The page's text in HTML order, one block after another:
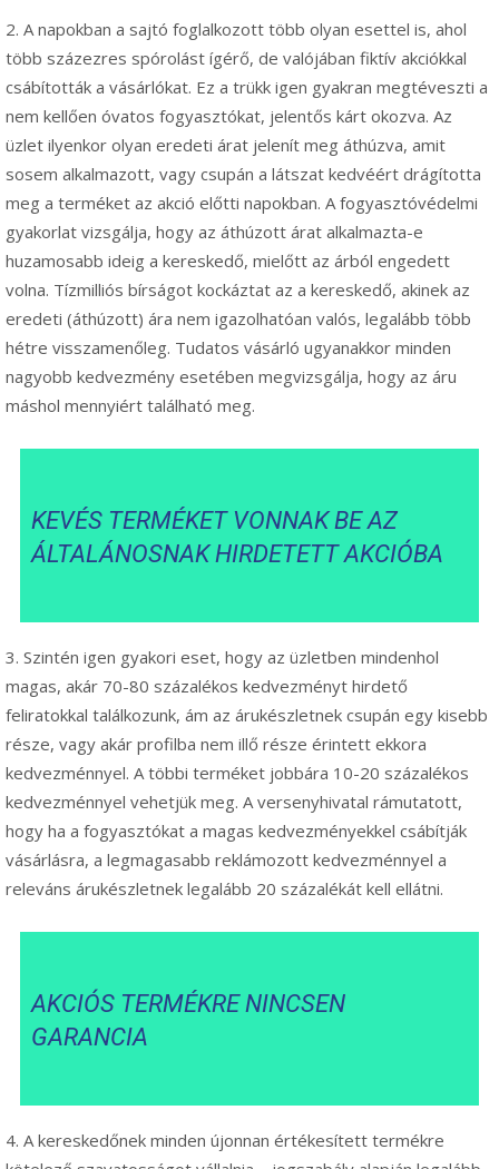
2. A napokban a sajtó foglalkozott több olyan esettel is, ahol
több százezres spórolást ígérő, de valójában fiktív akciókkal
csábították a vásárlókat. Ez a trükk igen gyakran megtéveszti a
nem kellően óvatos fogyasztókat, jelentős kárt okozva. Az
üzlet ilyenkor olyan eredeti árat jelenít meg áthúzva, amit
sosem alkalmazott, vagy csupán a látszat kedvéért drágította
meg a terméket az akció előtti napokban. A fogyasztóvédelmi
gyakorlat vizsgálja, hogy az áthúzott árat alkalmazta-e
huzamosabb ideig a kereskedő, mielőtt az árból engedett
volna. Tízmilliós bírságot kockáztat az a kereskedő, akinek az
eredeti (áthúzott) ára nem igazolhatóan valós, legalább több
hétre visszamenőleg. Tudatos vásárló ugyanakkor minden
nagyobb kedvezmény esetében megvizsgálja, hogy az áru
máshol mennyiért található meg.
KEVÉS TERMÉKET VONNAK BE AZ
ÁLTALÁNOSNAK HIRDETETT AKCIÓBA
3. Szintén igen gyakori eset, hogy az üzletben mindenhol
magas, akár 70-80 százalékos kedvezményt hirdető
feliratokkal találkozunk, ám az árukészletnek csupán egy kisebb
része, vagy akár profilba nem illő része érintett ekkora
kedvezménnyel. A többi terméket jobbára 10-20 százalékos
kedvezménnyel vehetjük meg. A versenyhivatal rámutatott,
hogy ha a fogyasztókat a magas kedvezményekkel csábítják
vásárlásra, a legmagasabb reklámozott kedvezménnyel a
releváns árukészletnek legalább 20 százalékát kell ellátni.
AKCIÓS TERMÉKRE NINCSEN
GARANCIA
4. A kereskedőnek minden újonnan értékesített termékre